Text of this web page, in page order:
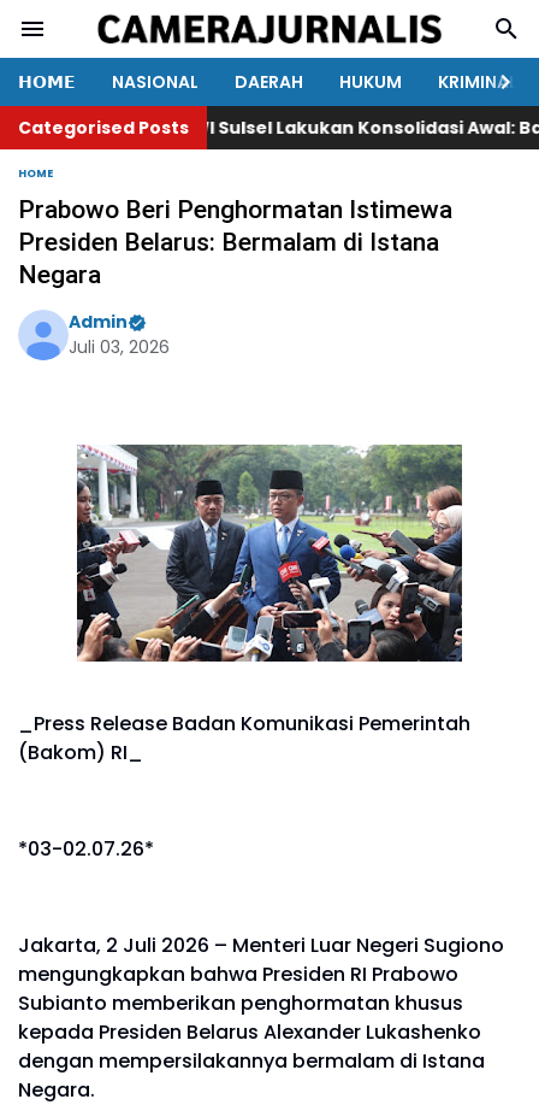
𝗛𝗢𝗠𝗘 NASIONAL DAERAH HUKUM
KRIMINAL
Categorised PostsPWI Sulsel Lakukan Konsolidasi Awal:
HOME
Prabowo Beri Penghormatan Istimewa
Presiden Belarus: Bermalam di Istana
Negara
Admin
Juli 03, 2026
_Press Release Badan Komunikasi Pemerintah
(Bakom) RI_
*03-02.07.26*
Jakarta, 2 Juli 2026 – Menteri Luar Negeri Sugiono
mengungkapkan bahwa Presiden RI Prabowo
Subianto memberikan penghormatan khusus
kepada Presiden Belarus Alexander Lukashenko
dengan mempersilakannya bermalam di Istana
Negara.